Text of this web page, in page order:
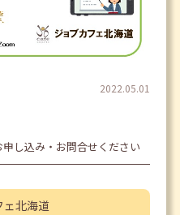
2022.05.01
し込み・お問合せください
ェ北海道